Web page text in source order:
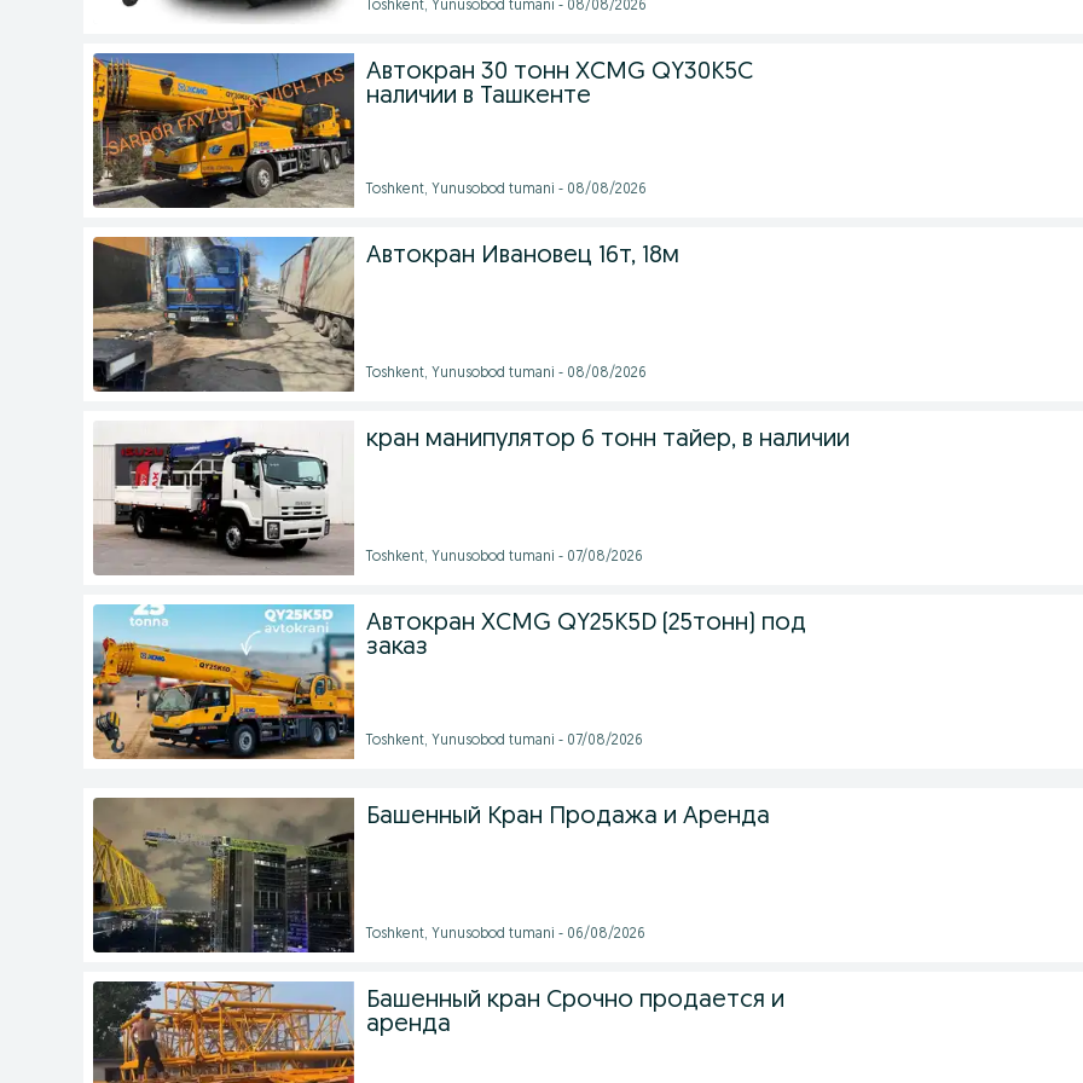
Toshkent, Yunusobod tumani - 08/08/2026
Автокран 30 тонн XCMG QY30K5C
наличии в Ташкенте
Toshkent, Yunusobod tumani - 08/08/2026
Автокран Ивановец 16т, 18м
Toshkent, Yunusobod tumani - 08/08/2026
кран манипулятор 6 тонн тайер, в наличии
Toshkent, Yunusobod tumani - 07/08/2026
Автокран XCMG QY25K5D (25тонн) под
заказ
Toshkent, Yunusobod tumani - 07/08/2026
Башенный Кран Продажа и Аренда
Toshkent, Yunusobod tumani - 06/08/2026
Башенный кран Срочно продается и
аренда